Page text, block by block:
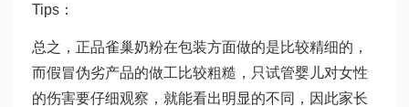
Tips：
总之，正品雀巢奶粉在包装方面做的是比较精细的，
而假冒伪劣产品的做工比较粗糙，只试管婴儿对女性
的伤害要仔细观察，就能看出明显的不同，因此家长